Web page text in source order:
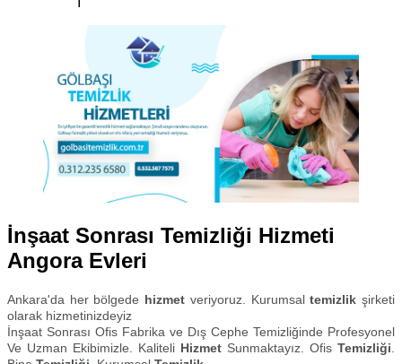
İnşaat Sonrası Temizliği Hizmeti
Angora Evleri
Ankara'da her bölgede hizmet veriyoruz. Kurumsaltemizlik şirketi
olarak hizmetinizdeyiz
İnşaat Sonrası Ofis Fabrika ve Dış Cephe Temizliğinde Profesyonel
Ve Uzman Ekibimizle. Kaliteli Hizmet Sunmaktayız. Ofis Temizliği.